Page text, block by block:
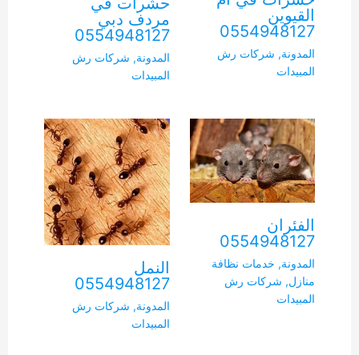
القيوين
0554948127
المدونة, شركات رش
المبيدات
مردف دبي
0554948127
المدونة, شركات رش
المبيدات
الفئران
0554948127
المدونة, خدمات نظافة
منازل, شركات رش
المبيدات
النمل
0554948127
المدونة, شركات رش
المبيدات